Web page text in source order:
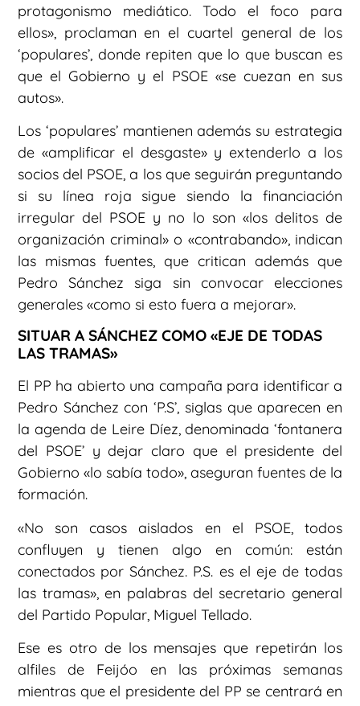
protagonismo mediático. Todo el foco para
ellos», proclaman en el cuartel general de los
‘populares’, donde repiten que lo que buscan es
que el Gobierno y el PSOE «se cuezan en sus
autos».
Los ‘populares’ mantienen además su estrategia
de «amplificar el desgaste» y extenderlo a los
socios del PSOE, a los que seguirán preguntando
si su línea roja sigue siendo la financiación
irregular del PSOE y no lo son «los delitos de
organización criminal» o «contrabando», indican
las mismas fuentes, que critican además que
Pedro Sánchez siga sin convocar elecciones
generales «como si esto fuera a mejorar».
SITUAR A SÁNCHEZ COMO «EJE DE TODAS
LAS TRAMAS»
El PP ha abierto una campaña para identificar a
Pedro Sánchez con ‘P.S’, siglas que aparecen en
la agenda de Leire Díez, denominada ‘fontanera
del PSOE’ y dejar claro que el presidente del
Gobierno «lo sabía todo», aseguran fuentes de la
formación.
«No son casos aislados en el PSOE, todos
confluyen y tienen algo en común: están
conectados por Sánchez. P.S. es el eje de todas
las tramas», en palabras del secretario general
del Partido Popular, Miguel Tellado.
Ese es otro de los mensajes que repetirán los
alfiles de Feijóo en las próximas semanas
mientras que el presidente del PP se centrará en